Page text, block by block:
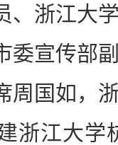
、浙江大
委宣传部
周国如，
浙江大学